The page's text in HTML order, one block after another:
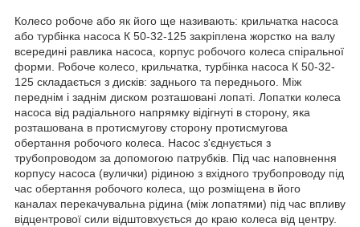
Колесо робоче або як його ще називають: крильчатка насоса
або турбінка насоса К 50-32-125 закріплена жорстко на валу
всередині равлика насоса, корпус робочого колеса спіральної
форми. Робоче колесо, крильчатка, турбінка насоса К 50-32-
125 складається з дисків: заднього та переднього. Між
переднім і заднім диском розташовані лопаті. Лопатки колеса
насоса від радіального напрямку відігнуті в сторону, яка
розташована в протисмугову сторону протисмугова
обертання робочого колеса. Насос з'єднується з
трубопроводом за допомогою патрубків. Під час наповнення
корпусу насоса (вулички) рідиною з вхідного трубопроводу під
час обертання робочого колеса, що розміщена в його
каналах перекачувальна рідина (між лопатями) під час впливу
відцентрової сили відштовхується до краю колеса від центру.